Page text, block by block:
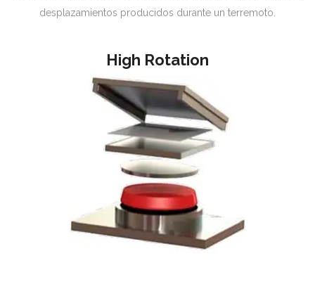
desplazamientos producidos durante un terremoto.
High Rotation